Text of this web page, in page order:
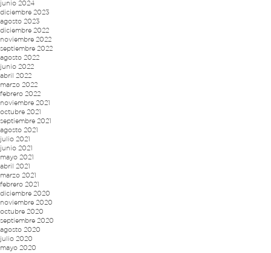
junio 2024
diciembre 2023
agosto 2023
diciembre 2022
noviembre 2022
septiembre 2022
agosto 2022
junio 2022
abril 2022
marzo 2022
febrero 2022
noviembre 2021
octubre 2021
septiembre 2021
agosto 2021
julio 2021
junio 2021
mayo 2021
abril 2021
marzo 2021
febrero 2021
diciembre 2020
noviembre 2020
octubre 2020
septiembre 2020
agosto 2020
julio 2020
mayo 2020